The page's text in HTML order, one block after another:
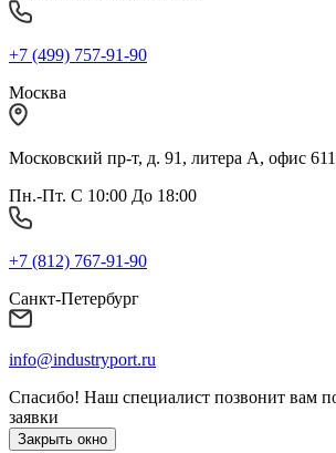
+7 (499) 757-91-90
Москва
Московский пр-т, д. 91, литера А, офис
Пн.-Пт. С 10:00 До 18:00
+7 (812) 767-91-90
Санкт-Петербург
info@industryport.ru
Спасибо! Наш специалист позвонит вам
заявки
Закрыть окно